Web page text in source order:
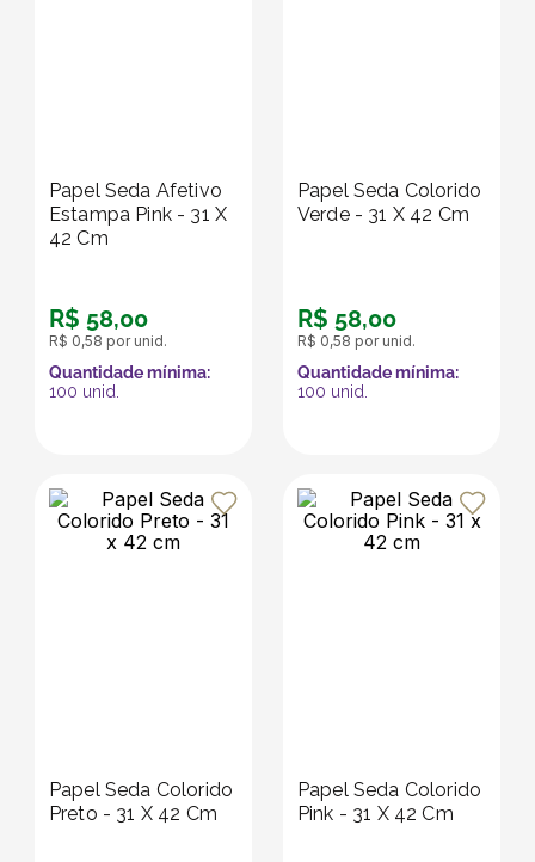
Papel Seda Afetivo
Estampa Pink - 31 X
42 Cm
R$ 58,00
R$ 0,58 por unid.
Quantidade mínima:
100 unid.
Papel Seda Colorido
Verde - 31 X 42 Cm
R$ 58,00
R$ 0,58 por unid.
Quantidade mínima:
100 unid.
Papel Seda Colorido
Preto - 31 X 42 Cm
Papel Seda Colorido
Pink - 31 X 42 Cm